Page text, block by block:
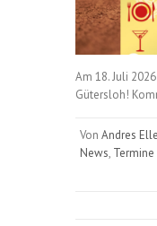
Am 18. Juli
Gütersloh!
Von Andres
News, Termine